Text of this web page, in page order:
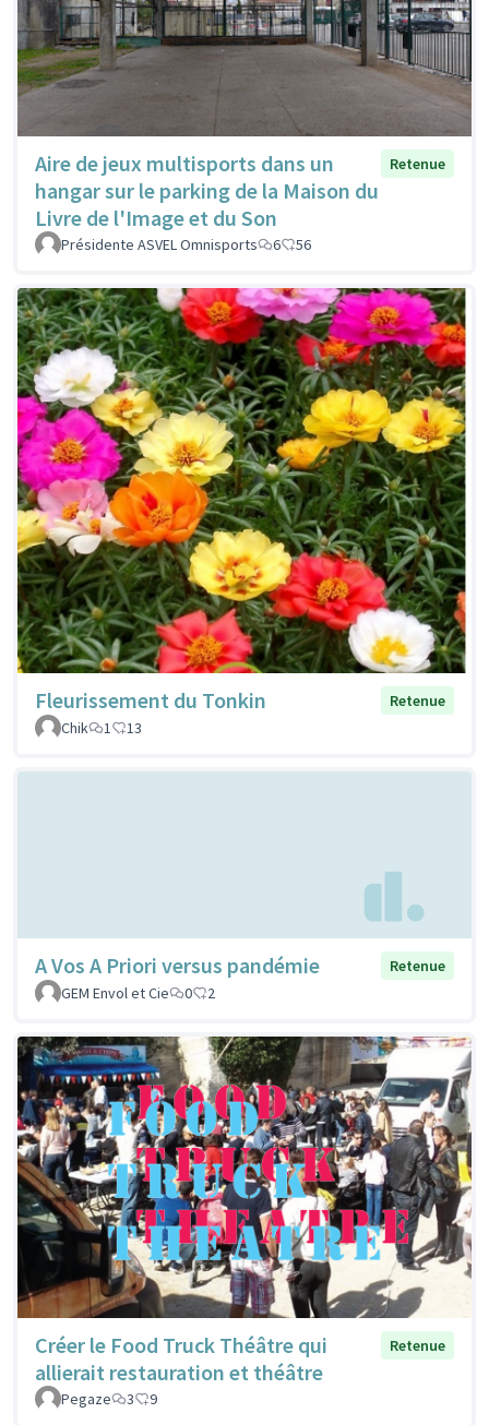
Aire de jeux multisports dans un
hangar sur le parking de la Maison du
Livre de l'Image et du Son
Retenue
Présidente ASVEL Omnisports 6 56
Fleurissement du Tonkin
Retenue
Chik
1 13
A Vos A Priori versus pandémie
Retenue
GEM Envol et Cie
0 2
Créer le Food Truck Théâtre qui
allierait restauration et théâtre
Retenue
Pegaze 3 9